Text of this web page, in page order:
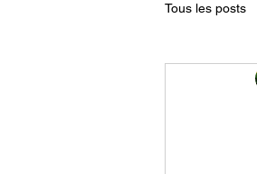
Tous les posts